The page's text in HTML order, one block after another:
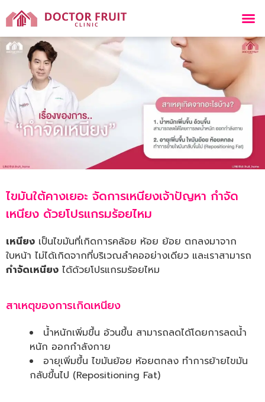
ไขมันใต้คางเยอะ จัดการเหนียงเจ้าปัญหา กำจัด
เหนียง ด้วยโปรแกรมร้อยไหม
เหนียง เป็นไขมันที่เกิดการคล้อย ห้อย ย้อย ตกลงมาจาก
ใบหน้า ไม่ได้เกิดจากที่บริเวณลำคออย่างเดียว และเราสามารถ
กำจัดเหนียง ได้ด้วยโปรแกรมร้อยไหม
สาเหตุของการเกิดเหนียง
น้ำหนักเพิ่มขึ้น อ้วนขึ้น สามารถลดได้โดยการลดน้ำ
หนัก ออกกำลังกาย
อายุเพิ่มขึ้น ไขมันย้อย ห้อยตกลง ทำการย้ายไขมัน
กลับขึ้นไป (Repositioning Fat)